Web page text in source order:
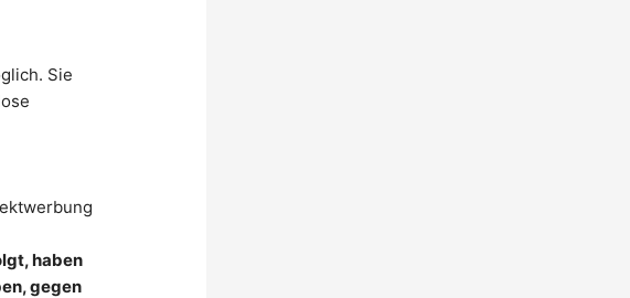
Sie
haben
gegen